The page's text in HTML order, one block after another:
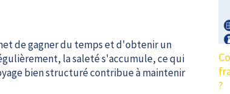
de gagner du temps et d'obtenir un
la saleté s'accumule, ce qui
bien structuré contribue à maintenir
?